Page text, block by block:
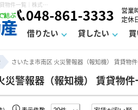
さいたま市南区 火災警報器（報知機） ｜賃貸物件一覧｜株式会社 別所不動産
048-861-3333
営業
定休
借りたい
学区から探す 町名から探す
貸したい
賃貸経営塾 賃貸Q&A
購入時の諸費用 購入までの流れ
住み替え 借地底地
退去申請フォーム 駐車
ッフ紹介 お知らせ
さいたま市南区 火災警報器（報知機） 賃貸物
災警報器（報知機） 賃貸物